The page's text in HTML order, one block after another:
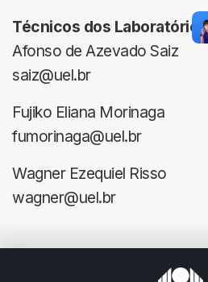
Técnicos dos Laboratórios
Afonso de Azevado Saiz
saiz@uel.br
Fujiko Eliana Morinaga
fumorinaga@uel.br
Wagner Ezequiel Risso
wagner@uel.br